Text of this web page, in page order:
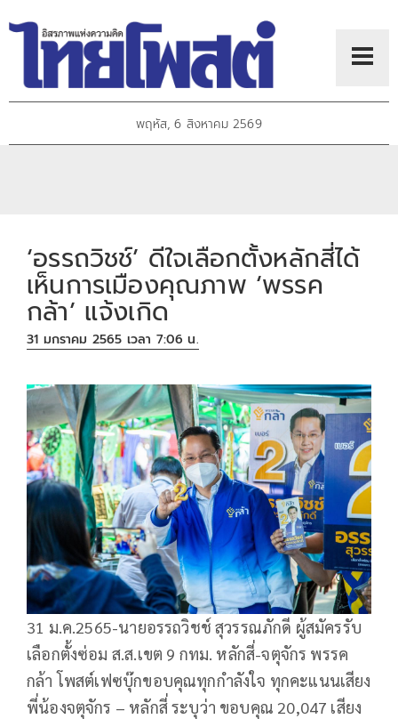
พฤหัส, 6 สิงหาคม 2569
‘อรรถวิชช์’ ดีใจเลือกตั้งหลักสี่ได้
เห็นการเมืองคุณภาพ ‘พรรค
กล้า’ แจ้งเกิด
31 มกราคม 2565 เวลา 7:06 น.
31 ม.ค.2565-นายอรรถวิชช์ สุวรรณภักดี ผู้สมัครรับ
เลือกตั้งซ่อม ส.ส.เขต 9 กทม. หลักสี่-จตุจักร พรรค
กล้า โพสต์เฟซบุ๊กขอบคุณทุกกำลังใจ ทุกคะแนนเสียง
พี่น้องจตุจักร – หลักสี่ ระบุว่า ขอบคุณ 20,047 เสียง